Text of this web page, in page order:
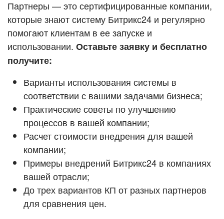
ВХОД
ВХОД
Смотреть видеокейсы
Партнеры — это сертифицированные компании,
которые знают систему Битрикс24 и регулярно
помогают клиентам в ее запуске и
использовании. Оставьте заявку и бесплатно
получите:
Варианты использования системы в
соответствии с вашими задачами бизнеса;
Практические советы по улучшению
процессов в вашей компании;
Расчет стоимости внедрения для вашей
компании;
Примеры внедрений Битрикс24 в компаниях
вашей отрасли;
До трех вариантов КП от разных партнеров
для сравнения цен.